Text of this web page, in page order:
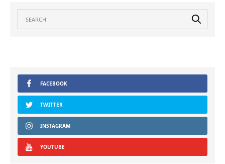
FACEBOOK
TWITTER
INSTAGRAM
YOUTUBE